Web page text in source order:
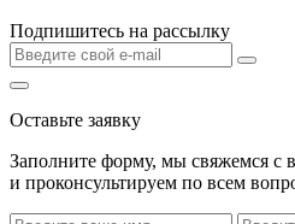
Подпишитесь на рассылку
Оставьте заявку
Заполните форму, мы свяжемся с
и проконсультируем по всем